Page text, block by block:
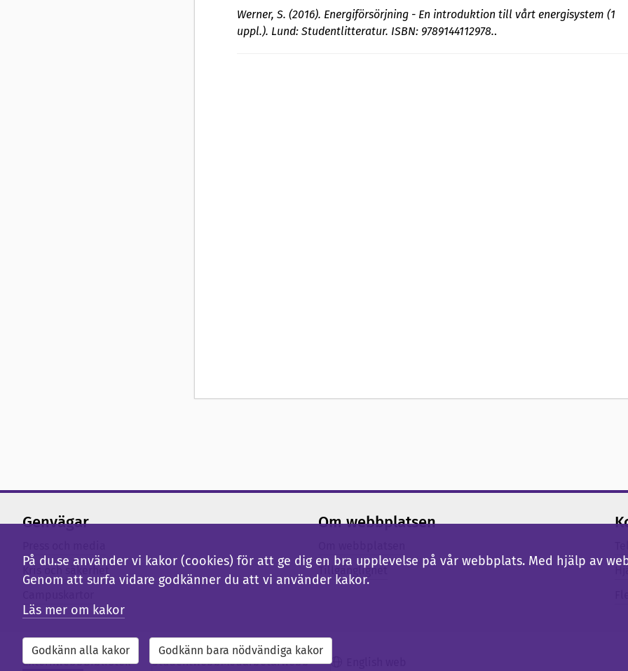
Werner, S. (2016). Energiförsörjning - En introduktion till vårt energisystem (1
uppl.). Lund: Studentlitteratur. ISBN: 9789144112978..
Genvägar Om webbplatsen
Tillgänglighet
ExternwebbBibliotek StudentwebbMedarbetarwebb
På du.se använder vi kakor (cookies) för att ge dig en bra upplevelse på vår webbplats. Med hjälp av
Genom att surfa vidare godkänner du att vi använder kakor.
Läs mer om kakor
Godkänn alla kakor Godkänn bara nödvändiga kakor